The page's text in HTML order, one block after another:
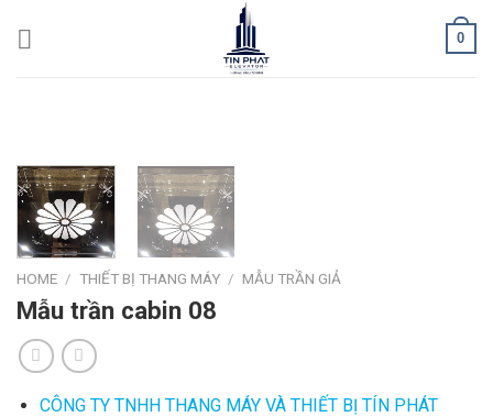
0
HOME / THIẾT BỊ THANG MÁY / MẪU TRẦN GIẢ
Mẫu trần cabin 08
CÔNG TY TNHH THANG MÁY VÀ THIẾT BỊ TÍN PHÁT